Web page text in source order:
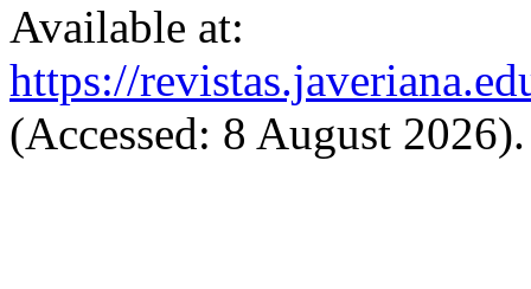
Available at:
https://
(Accessed: 8 August 2026).